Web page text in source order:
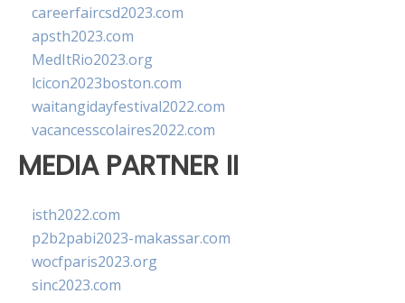
careerfaircsd2023.com
apsth2023.com
MedItRio2023.org
lcicon2023boston.com
waitangidayfestival2022.com
vacancesscolaires2022.com
MEDIA PARTNER II
isth2022.com
p2b2pabi2023-makassar.com
wocfparis2023.org
sinc2023.com